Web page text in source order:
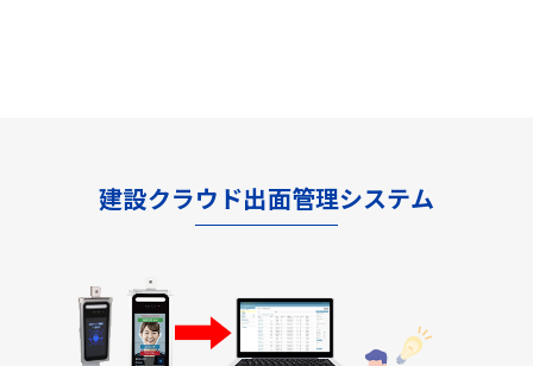
建設クラウド出面管理システム